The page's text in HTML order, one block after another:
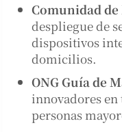
Comunidad
despliegue de
dispositivos
domicilios.
ONG Guía de
innovadores
personas